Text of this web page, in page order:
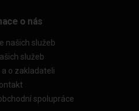
o nás
našich služeb
služeb
a o zakladateli
spolupráce